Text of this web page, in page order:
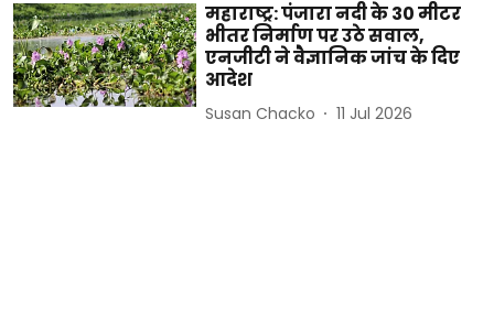
महाराष्ट्र: पंजारा नदी के 30 मीटर
भीतर निर्माण पर उठे सवाल,
एनजीटी ने वैज्ञानिक जांच के दिए
आदेश
Susan Chacko 11 Jul 2026